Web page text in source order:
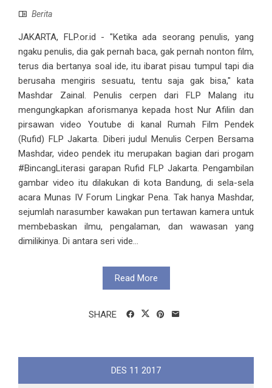
Berita
JAKARTA, FLP.or.id - "Ketika ada seorang penulis, yang
ngaku penulis, dia gak pernah baca, gak pernah nonton film,
terus dia bertanya soal ide, itu ibarat pisau tumpul tapi dia
berusaha mengiris sesuatu, tentu saja gak bisa," kata
Mashdar Zainal. Penulis cerpen dari FLP Malang itu
mengungkapkan aforismanya kepada host Nur Afilin dan
pirsawan video Youtube di kanal Rumah Film Pendek
(Rufid) FLP Jakarta. Diberi judul Menulis Cerpen Bersama
Mashdar, video pendek itu merupakan bagian dari progam
#BincangLiterasi garapan Rufid FLP Jakarta. Pengambilan
gambar video itu dilakukan di kota Bandung, di sela-sela
acara Munas IV Forum Lingkar Pena. Tak hanya Mashdar,
sejumlah narasumber kawakan pun tertawan kamera untuk
membebaskan ilmu, pengalaman, dan wawasan yang
dimilikinya. Di antara seri vide...
Read More
SHARE
DES 11 2017